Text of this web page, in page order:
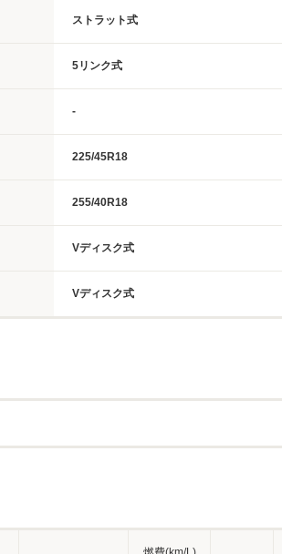
ストラット式
5リンク式
-
225/45R18
255/40R18
Vディスク式
Vディスク式